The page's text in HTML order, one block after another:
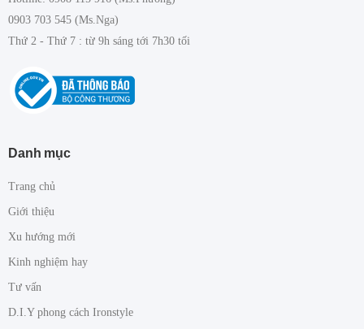
0903 703 545 (Ms.Nga)
Thứ 2 - Thứ 7 : từ 9h sáng tới 7h30 tối
Danh mục
Trang chủ
Giới thiệu
Xu hướng mới
Kinh nghiệm hay
Tư vấn
D.I.Y phong cách Ironstyle